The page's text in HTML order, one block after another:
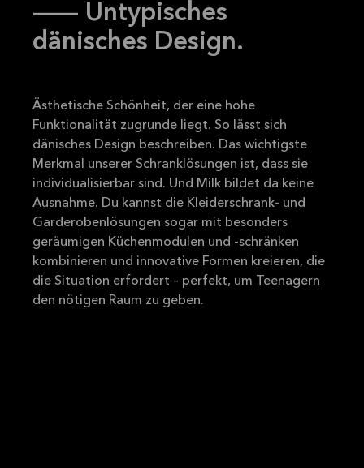
–- Untypisches
dänisches Design.
Ästhetische Schönheit, der eine hohe
Funktionalität zugrunde liegt. So lässt sich
dänisches Design beschreiben. Das wichtigste
Merkmal unserer Schranklösungen ist, dass sie
individualisierbar sind. Und Milk bildet da keine
Ausnahme. Du kannst die Kleiderschrank- und
Garderobenlösungen sogar mit besonders
geräumigen Küchenmodulen und -schränken
kombinieren und innovative Formen kreieren, die
die Situation erfordert – perfekt, um Teenagern
den nötigen Raum zu geben.